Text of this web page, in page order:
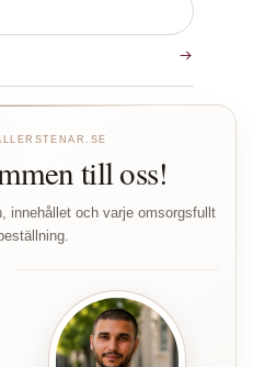
till oss!
innehållet och varje omsorgsfullt